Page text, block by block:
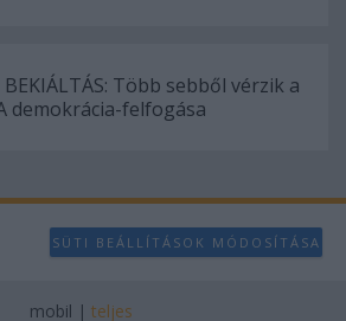
BEKIÁLTÁS: Több sebből vérzik a
demokrácia-felfogása
SÜTI BEÁLLÍTÁSOK MÓDOSÍTÁSA
mobil | teljes